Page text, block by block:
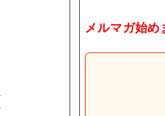
メルマガ始